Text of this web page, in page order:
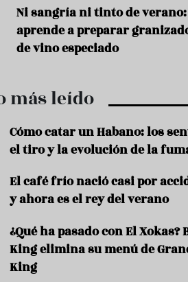
Ni sangría ni tinto de verano:
aprende a preparar
de vino especiado
más leído
Cómo catar un Habano: los
el tiro y la evolución de la
El café frío nació casi por
y ahora es el rey del verano
¿Qué ha pasado con El Xokas?
King elimina su menú de
King